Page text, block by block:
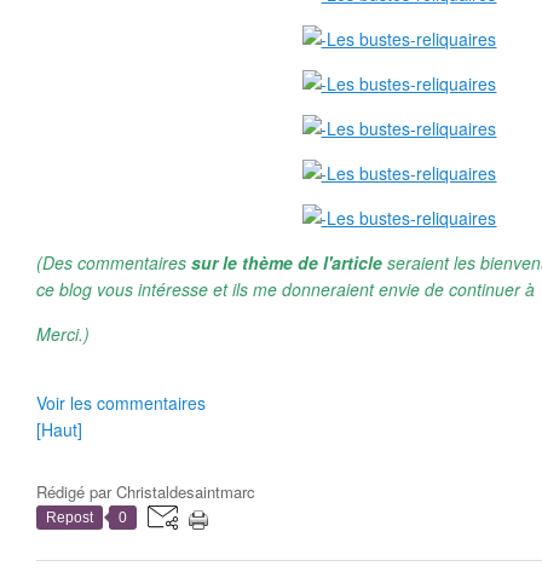
(Des commentaires sur le thème de l'article seraient les
ce blog vous intéresse et ils me donneraient envie de continuer
Merci.)
Voir les commentaires
[Haut]
Rédigé parChristaldesaintmarc
Repost 0